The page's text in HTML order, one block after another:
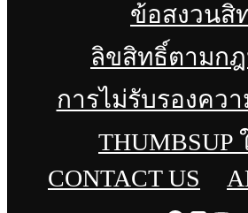
ข้อสงวนสิ
ลิขสิทธิ์ตามก
การไม่รับรองควา
THUMBSUP
CONTACT US